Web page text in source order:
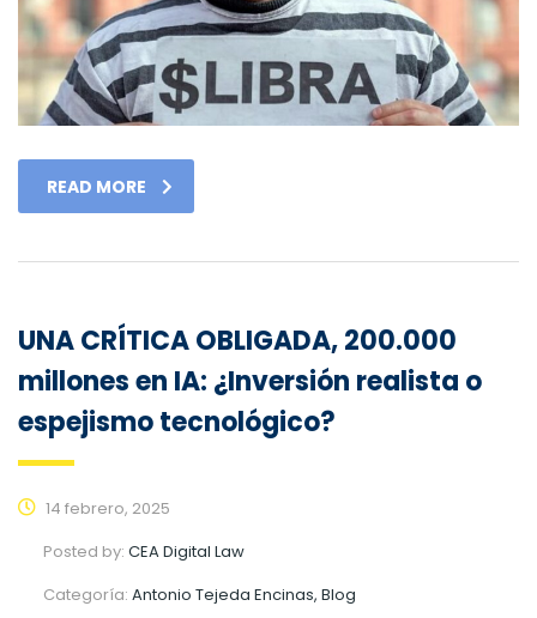
READ MORE
UNA CRÍTICA OBLIGADA, 200.000
millones en IA: ¿Inversión realista o
espejismo tecnológico?
14 febrero, 2025
Posted by: CEA Digital Law
Categoría: Antonio Tejeda Encinas, Blog